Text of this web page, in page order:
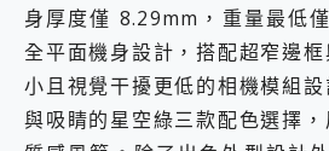
身厚度僅 8.29mm，重量最低
全平面機身設計，搭配超窄邊
小且視覺干擾更低的相機模組
與吸睛的星空綠三款配色選擇